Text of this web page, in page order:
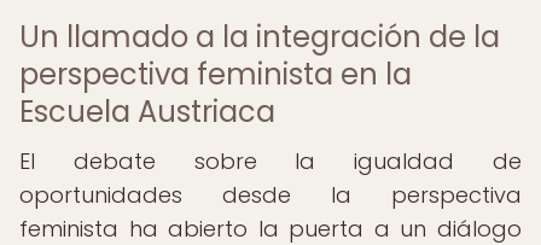
Un llamado a la integración de la
perspectiva feminista en la
Escuela Austriaca
El debate sobre la igualdad de
oportunidades desde la perspectiva
feminista ha abierto la puerta a un diálogo